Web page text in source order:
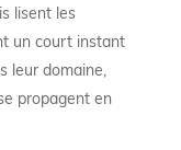
lisent les
un court instant
leur domaine,
propagent en